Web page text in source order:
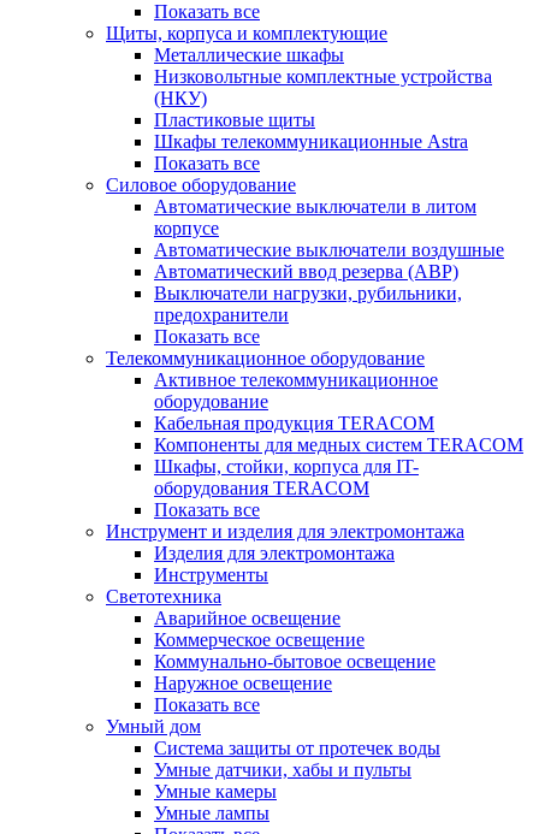
Показать все
Щиты, корпуса и комплектующие
Металлические шкафы
Низковольтные комплектные устройства
(НКУ)
Пластиковые щиты
Шкафы телекоммуникационные Astra
Показать все
Силовое оборудование
Автоматические выключатели в литом
корпусе
Автоматические выключатели воздушные
Автоматический ввод резерва (АВР)
Выключатели нагрузки, рубильники,
предохранители
Показать все
Телекоммуникационное оборудование
Активное телекоммуникационное
оборудование
Кабельная продукция TERACOM
Компоненты для медных систем TERACOM
Шкафы, стойки, корпуса для IT-
оборудования TERACOM
Показать все
Инструмент и изделия для электромонтажа
Изделия для электромонтажа
Инструменты
Светотехника
Аварийное освещение
Коммерческое освещение
Коммунально-бытовое освещение
Наружное освещение
Показать все
Умный дом
Система защиты от протечек воды
Умные датчики, хабы и пульты
Умные камеры
Умные лампы